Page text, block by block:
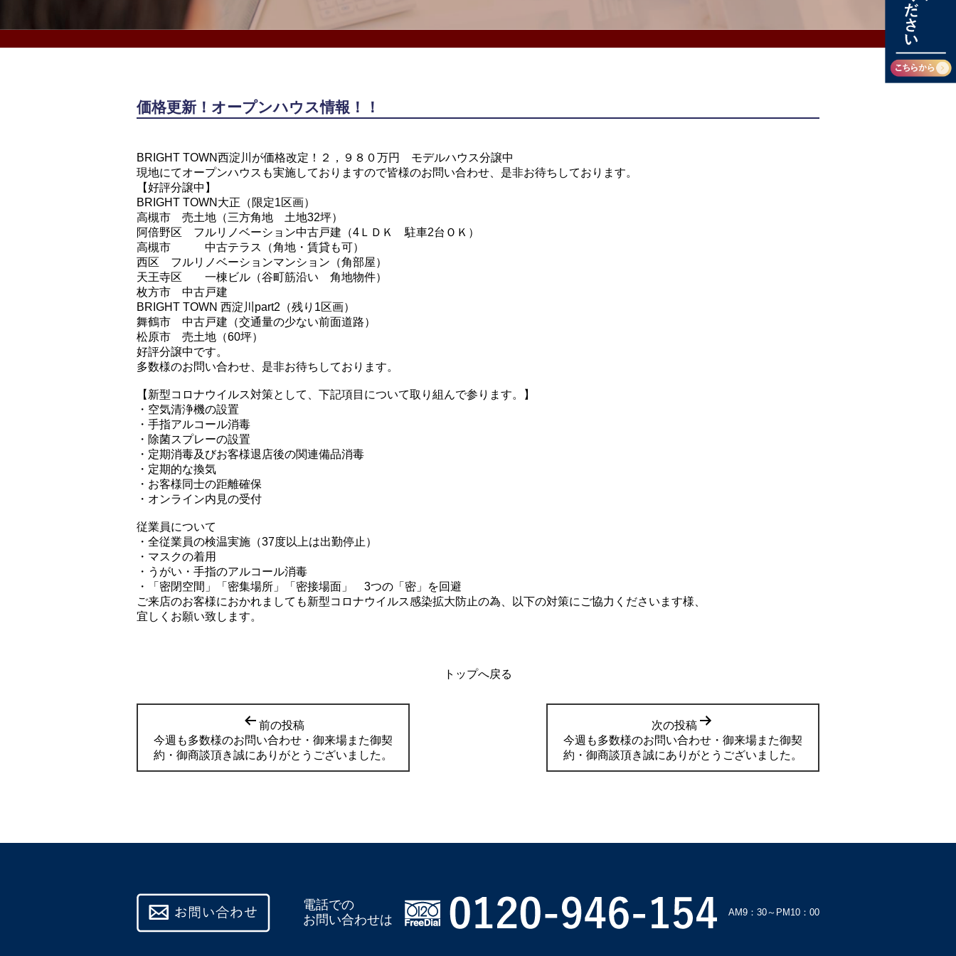
価格更新！オープンハウス情報！！
BRIGHT TOWN西淀川が価格改定！２，９８０万円 モデルハウス分譲中
現地にてオープンハウスも実施しておりますので皆様のお問い合わせ、是非お待ちしております。
【好評分譲中】
BRIGHT TOWN大正（限定1区画）
高槻市 売土地（三方角地 土地32坪）
阿倍野区 フルリノベーション中古戸建（4ＬＤＫ 駐車2台ＯＫ）
高槻市 中古テラス（角地・賃貸も可）
西区 フルリノベーションマンション（角部屋）
天王寺区 一棟ビル（谷町筋沿い 角地物件）
枚方市 中古戸建
BRIGHT TOWN 西淀川part2（残り1区画）
舞鶴市 中古戸建（交通量の少ない前面道路）
松原市 売土地（60坪）
好評分譲中です。
多数様のお問い合わせ、是非お待ちしております。
【新型コロナウイルス対策として、下記項目について取り組んで参ります。】
・空気清浄機の設置
・手指アルコール消毒
・除菌スプレーの設置
・定期消毒及びお客様退店後の関連備品消毒
・定期的な換気
・お客様同士の距離確保
・オンライン内見の受付
従業員について
・全従業員の検温実施（37度以上は出勤停止）
・マスクの着用
・うがい・手指のアルコール消毒
・「密閉空間」「密集場所」「密接場面」 3つの「密」を回避
ご来店のお客様におかれましても新型コロナウイルス感染拡大防止の為、以下の対策にご協力くださいます様、
宜しくお願い致します。
トップへ戻る
前の投稿
今週も多数様のお問い合わせ・御来場また御契
約・御商談頂き誠にありがとうございました。
次の投稿
今週も多数様のお問い合わせ・御来場また御契
約・御商談頂き誠にありがとうございました。
電話での
お問い合わせは
AM9：30～PM10：00